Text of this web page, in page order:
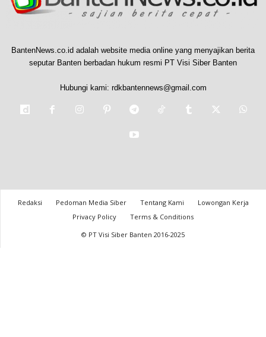
BantenNews.co.id adalah website media online yang menyajikan berita
seputar Banten berbadan hukum resmi PT Visi Siber Banten
Hubungi kami: rdkbantennews@gmail.com
Redaksi Pedoman Media Siber Tentang Kami
Lowongan Kerja
Privacy Policy
Terms & Conditions
© PT Visi Siber Banten 2016-2025